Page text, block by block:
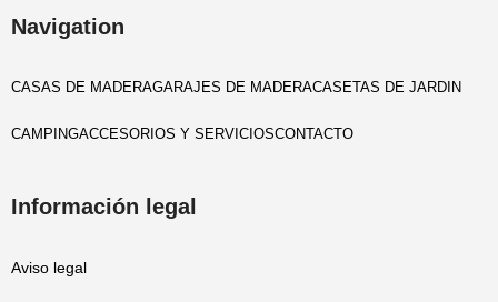
Navigation
CASAS DE MADERAGARAJES DE MADERACASETAS DE JARDIN
CAMPINGACCESORIOS Y SERVICIOSCONTACTO
Información legal
Aviso legal